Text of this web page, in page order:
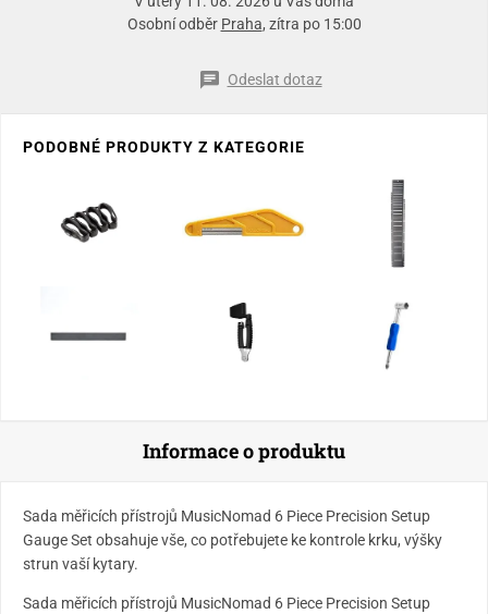
Osobní odběr Praha, zítra po 15:00
Odeslat dotaz
PODOBNÉ PRODUKTY Z KATEGORIE
Informace o produktu
Sada měřicích přístrojů MusicNomad 6 Piece Precision Setup
Gauge Set obsahuje vše, co potřebujete ke kontrole krku, výšky
strun vaší kytary.
Sada měřicích přístrojů MusicNomad 6 Piece Precision Setup